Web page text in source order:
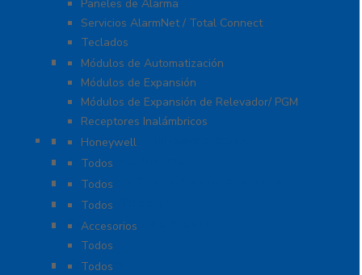
Paneles de Alarma
Servicios AlarmNet / Total Connect
Teclados
Módulos de Expansión
Módulos de Automatización
Módulos de Expansión
Módulos de Expansión de Relevador/ PGM
Receptores Inalámbricos
Megafonía y Audioevacuación
Honeywell
Paneles de Alarma
Todos
Protección Contra Sobretensiones
Todos
Videoverificación
Todos
Generadores de Niebla
Accesorios
Todos
Teclados
Todos